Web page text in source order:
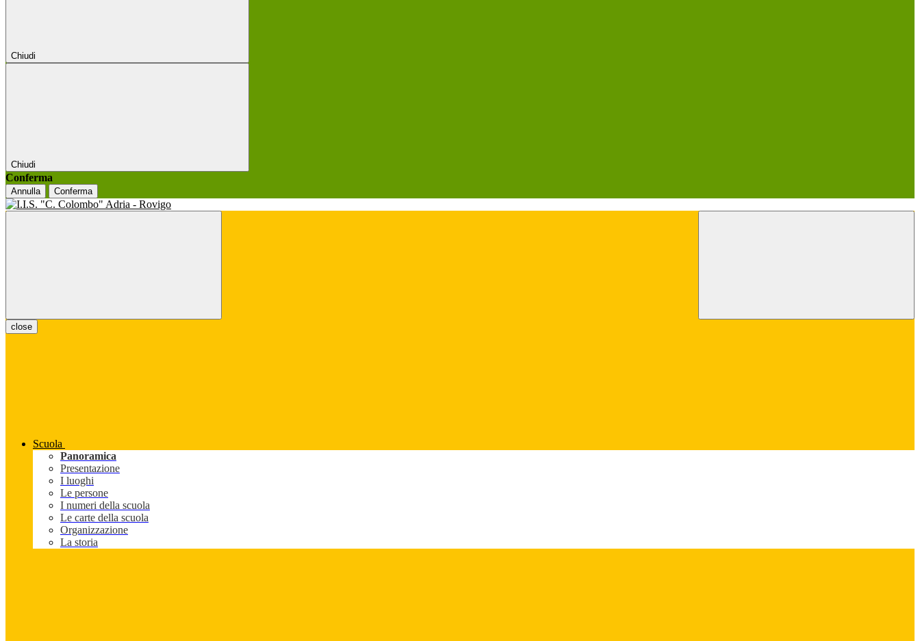
Chiudi
Chiudi
Conferma
Annulla Conferma
close
Scuola
Panoramica
Presentazione
I luoghi
Le persone
I numeri della scuola
Le carte della scuola
Organizzazione
La storia